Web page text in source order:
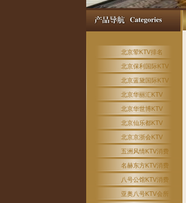
北京荤KTV排名
北京保利国际KTV
北京蓝黛国际KTV
北京华丽汇KTV
北京华世博KTV
北京仙乐都KTV
北京京浙会KTV
五洲风情KTV消费
名赫东方KTV消费
八号公馆KTV消费
亚奥八号KTV会所